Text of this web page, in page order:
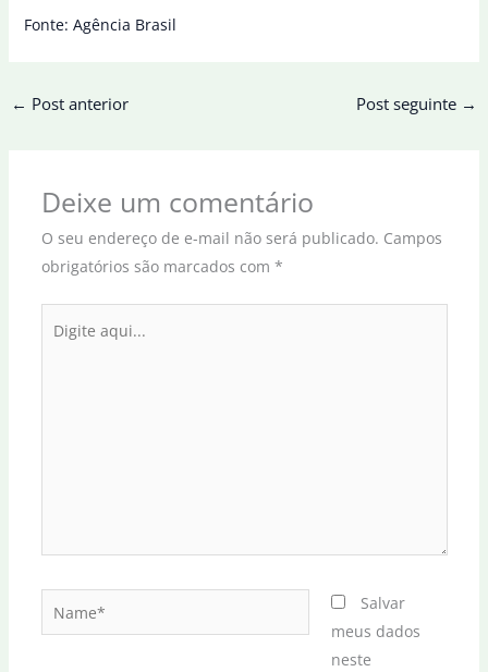
Fonte: Agência Brasil
← Post anterior Post seguinte →
Deixe um comentário
O seu endereço de e-mail não será publicado. Campos
obrigatórios são marcados com *
aqui...
Salvar
meus dados
neste